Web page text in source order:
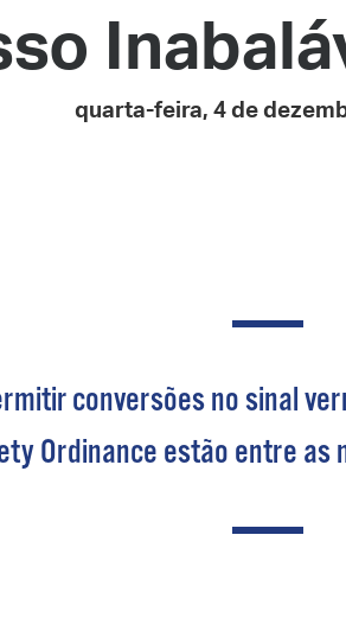
quarta-feira, 4 de
conversões no sinal
Ordinance estão entre